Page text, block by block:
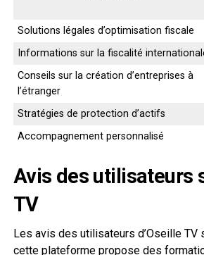
Solutions légales d’optimisation fiscale
Informations sur la fiscalité
Conseils sur la création d’entreprises à
l’étranger
Stratégies de protection d’actifs
Accompagnement personnalisé
Avis des utilisateurs
TV
Les avis des utilisateurs d’Oseille TV
cette plateforme propose des